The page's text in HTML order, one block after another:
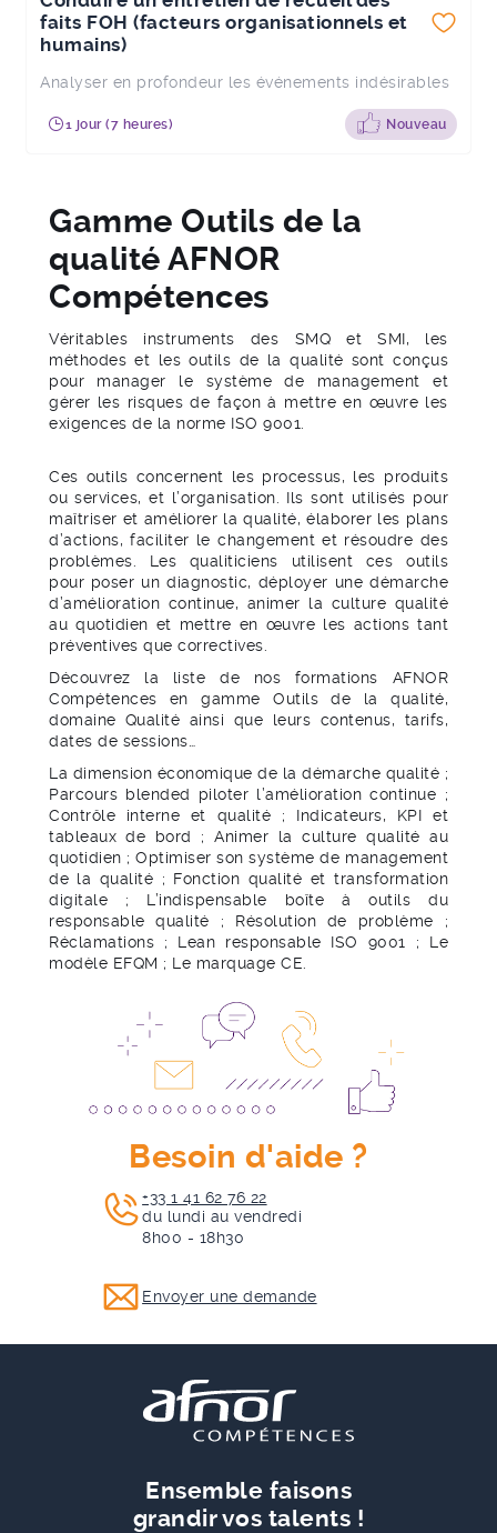
faits FOH (facteurs organisationnels et
humains)
Analyser en profondeur les événements indésirables
1 jour (7 heures) Nouveau
Gamme Outils de la
qualité AFNOR
Compétences
Véritables instruments des SMQ et SMI, les
méthodes et les outils de la qualité sont conçus
pour manager le système de management et
gérer les risques de façon à mettre en œuvre les
exigences de la norme ISO 9001.
Ces outils concernent les processus, les produits
ou services, et l’organisation. Ils sont utilisés pour
maîtriser et améliorer la qualité, élaborer les plans
d’actions, faciliter le changement et résoudre des
problèmes. Les qualiticiens utilisent ces outils
pour poser un diagnostic, déployer une démarche
d’amélioration continue, animer la culture qualité
au quotidien et mettre en œuvre les actions tant
préventives que correctives.
Découvrez la liste de nos formations AFNOR
Compétences en gamme Outils de la qualité,
domaine Qualité ainsi que leurs contenus, tarifs,
dates de sessions…
La dimension économique de la démarche qualité ;
Parcours blended piloter l’amélioration continue ;
Contrôle interne et qualité ; Indicateurs, KPI et
tableaux de bord ; Animer la culture qualité au
quotidien ; Optimiser son système de management
de la qualité ; Fonction qualité et transformation
digitale ; L’indispensable boîte à outils du
responsable qualité ; Résolution de problème ;
Réclamations ; Lean responsable ISO 9001 ; Le
modèle EFQM ; Le marquage CE.
Besoin d'aide ?
+33 1 41 62 76 22
du lundi au vendredi
8h00 - 18h30
Envoyer une demande
Ensemble faisons
grandir vos talents !